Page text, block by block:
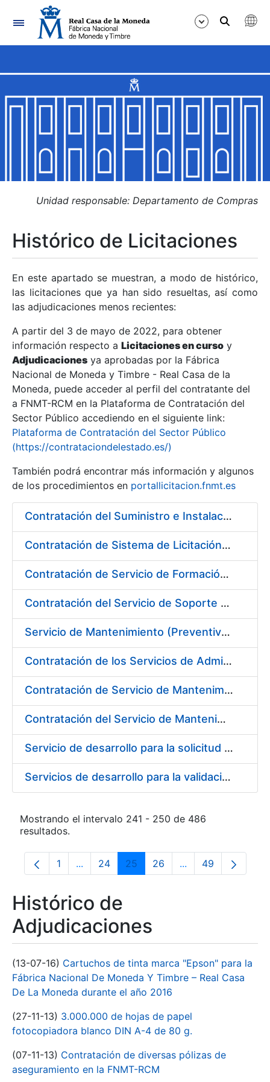
Navegación
Mostrar/Ocultar
Mostrar/Ocultar
Mostrar/Ocultar
Mostrar/Ocultar
Mostrar/Ocultar
Mostrar/Ocultar
Unidad responsable: Departamento de Compras
Histórico de Licitaciones
En este apartado se muestran, a modo de histórico,
las licitaciones que ya han sido resueltas, así como
las adjudicaciones menos recientes:
A partir del 3 de mayo de 2022, para obtener
información respecto a Licitaciones en curso y
Adjudicaciones ya aprobadas por la Fábrica
Nacional de Moneda y Timbre - Real Casa de la
Moneda, puede acceder al perfil del contratante del
a FNMT-RCM en la Plataforma de Contratación del
Sector Público accediendo en el siguiente link:
Plataforma de Contratación del Sector Público
(https://contrataciondelestado.es/)
También podrá encontrar más información y algunos
de los procedimientos en portallicitacion.fnmt.es
Contratación del Suministro e Instalación de un Rebobinador de Banda de Papel
Contratación de Sistema de Licitación Electrónica en la Fábrica Nacional de Moneda y Timbre-Real Casa de la Moneda
Contratación de Servicio de Formación en Idiomas
Contratación del Servicio de Soporte y Mantenimiento de Aplicaciones de Control Industrial
Servicio de Mantenimiento (Preventivo, Correctivo y Legal) de los Aparatos Elevadores de la Fábrica Nacional de Moneda y Timbre-Real Casa de la Moneda en Madrid
Contratación de los Servicios de Administración, Soporte, Mantenimiento y Help Desk de la Infraestructura de la Fábrica Nacional de Moneda y Timbre-Real Casa de la Moneda
Contratación de Servicio de Mantenimiento de Equipamiento Oracle en CERES
Contratación del Servicio de Mantenimiento de SIEM de CERES
Servicio de desarrollo para la solicitud de expedición y revocación de la infraestructura de clave pública de emisión de certificados SSL
Servicios de desarrollo para la validación/aceptación y revocación de solicitudes de expedición de la infraestructura de clave pública de emisión de certificados SSL
Mostrando el intervalo 241 - 250 de 486
resultados.
Página
1 ...Páginas intermedias Use TAB para
Página
24 Página
25 Página
26 ...PáginasPágina
49
Histórico de
Adjudicaciones
(13-07-16) Cartuchos de tinta marca "Epson" para la
Fábrica Nacional De Moneda Y Timbre – Real Casa
De La Moneda durante el año 2016
(27-11-13) 3.000.000 de hojas de papel
fotocopiadora blanco DIN A-4 de 80 g.
(07-11-13) Contratación de diversas pólizas de
aseguramiento en la FNMT-RCM